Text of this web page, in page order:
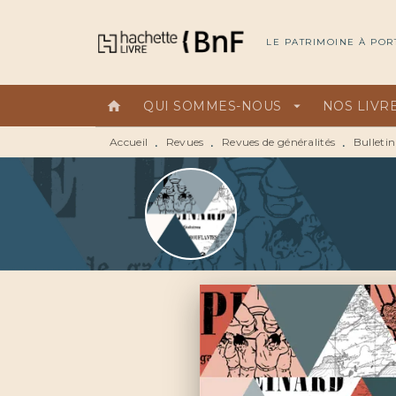
MENU RECHERCHE
LE PATRIMOINE À
home QUI SOMMES-NOUS arrow_drop_down NOS
Accueil • Revues • Revues de généralités •